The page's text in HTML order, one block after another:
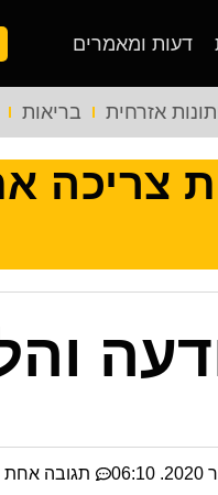
דעות ומאמרים
אזרחית בריאות
צריכה
תגובה אחת